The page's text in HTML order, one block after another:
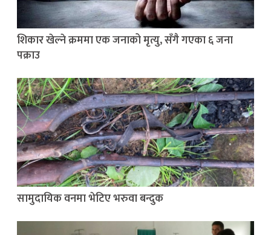
शिकार खेल्ने क्रममा एक जनाको मृत्यु, सँगै गएका ६ जना
पक्राउ
सामुदायिक वनमा भेटिए भरुवा बन्दुक